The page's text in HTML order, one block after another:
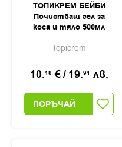
ТОПИКРЕМ БЕЙБИ
Почистващ гел за
коса и тяло 500мл
Topicrem
10.18 €/ 19.91 лв.
ПОРЪЧАЙ